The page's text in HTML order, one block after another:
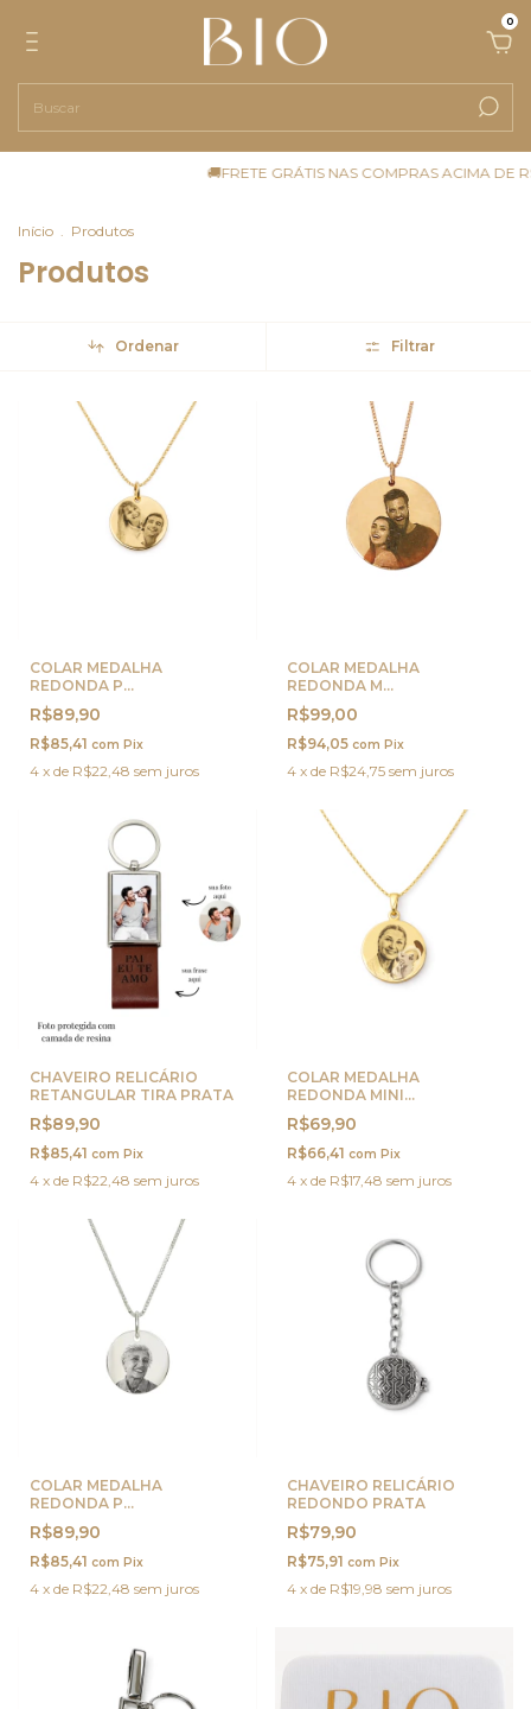
0
🚚FRETE GRÁTIS NAS COMPRAS ACIMA DE R$ 229
Início . Produtos
Produtos
Ordenar Filtrar
COLAR MEDALHA
REDONDA P
PERSONALIZADA OURO
R$89,90
R$85,41 com Pix
4 x de R$22,48 sem juros
COLAR MEDALHA
REDONDA M
PERSONALIZADA OURO
R$99,00
R$94,05 com Pix
4 x de R$24,75 sem juros
CHAVEIRO RELICÁRIO
RETANGULAR TIRA PRATA
R$89,90
R$85,41 com Pix
4 x de R$22,48 sem juros
COLAR MEDALHA
REDONDA MINI
PERSONALIZADA OURO
R$69,90
R$66,41 com Pix
4 x de R$17,48 sem juros
COLAR MEDALHA
REDONDA P
PERSONALIZADA PRATA
R$89,90
R$85,41 com Pix
4 x de R$22,48 sem juros
CHAVEIRO RELICÁRIO
REDONDO PRATA
R$79,90
R$75,91 com Pix
4 x de R$19,98 sem juros